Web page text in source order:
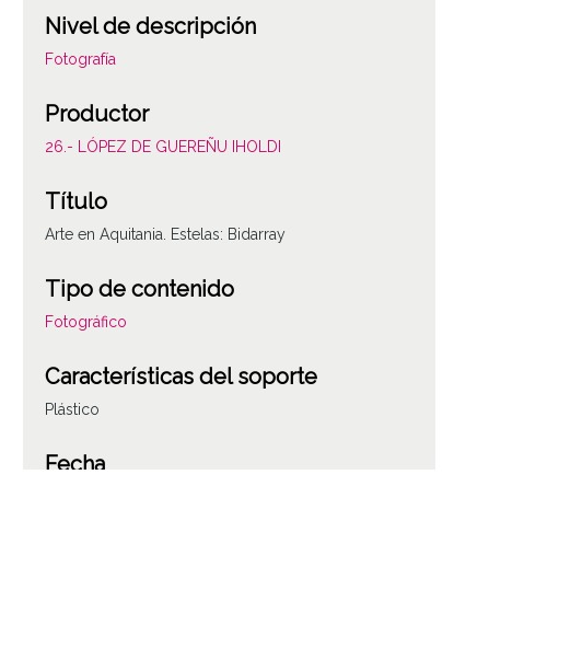
Nivel de descripción
Fotografía
Productor
26.- LÓPEZ DE GUEREÑU IHOLDI
Título
Arte en Aquitania. Estelas: Bidarray
Tipo de contenido
Fotográfico
Características del soporte
Plástico
Fecha